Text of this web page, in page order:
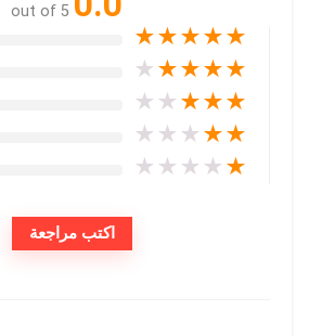
out of 5
★
★
★
★
★
★
★
★
★
★
★
★
★
★
★
★
★
★
★
★
★
★
★
★
★
اكتب مراجعة